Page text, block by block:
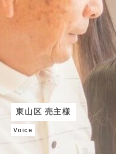
東山区 売主様
Voice